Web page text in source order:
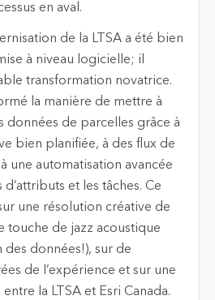
en aval.
de la LTSA a été bien
à niveau logicielle; il
transformation novatrice.
la manière de mettre à
données de parcelles grâce à
bien planifiée, à des flux de
une automatisation avancée
et les tâches. Ce
une résolution créative de
touche de jazz acoustique
données!), sur de
de l’expérience et sur une
la LTSA et Esri Canada.